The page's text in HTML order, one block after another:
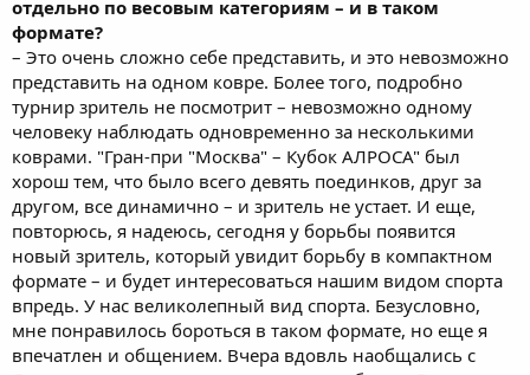
отдельно по весовым категориям – и в таком
формате?
– Это очень сложно себе представить, и это невозможно
представить на одном ковре. Более того, подробно
турнир зритель не посмотрит – невозможно одному
человеку наблюдать одновременно за несколькими
коврами. "Гран-при "Москва" – Кубок АЛРОСА" был
хорош тем, что было всего девять поединков, друг за
другом, все динамично – и зритель не устает. И еще,
повторюсь, я надеюсь, сегодня у борьбы появится
новый зритель, который увидит борьбу в компактном
формате – и будет интересоваться нашим видом спорта
впредь. У нас великолепный вид спорта. Безусловно,
мне понравилось бороться в таком формате, но еще я
впечатлен и общением. Вчера вдовль наобщались с